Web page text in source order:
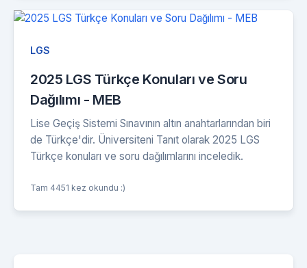
LGS
2025 LGS Türkçe Konuları ve Soru
Dağılımı - MEB
Lise Geçiş Sistemi Sınavının altın anahtarlarından biri
de Türkçe'dir. Üniversiteni Tanıt olarak 2025 LGS
Türkçe konuları ve soru dağılımlarını inceledik.
Tam 4451 kez okundu :)